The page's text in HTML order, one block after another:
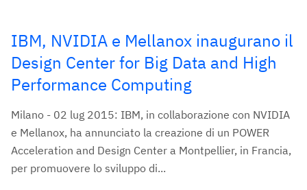
IBM, NVIDIA e Mellanox inaugurano il
Design Center for Big Data and High
Performance Computing
Milano - 02 lug 2015: IBM, in collaborazione con NVIDIA
e Mellanox, ha annunciato la creazione di un POWER
Acceleration and Design Center a Montpellier, in Francia,
per promuovere lo sviluppo di...